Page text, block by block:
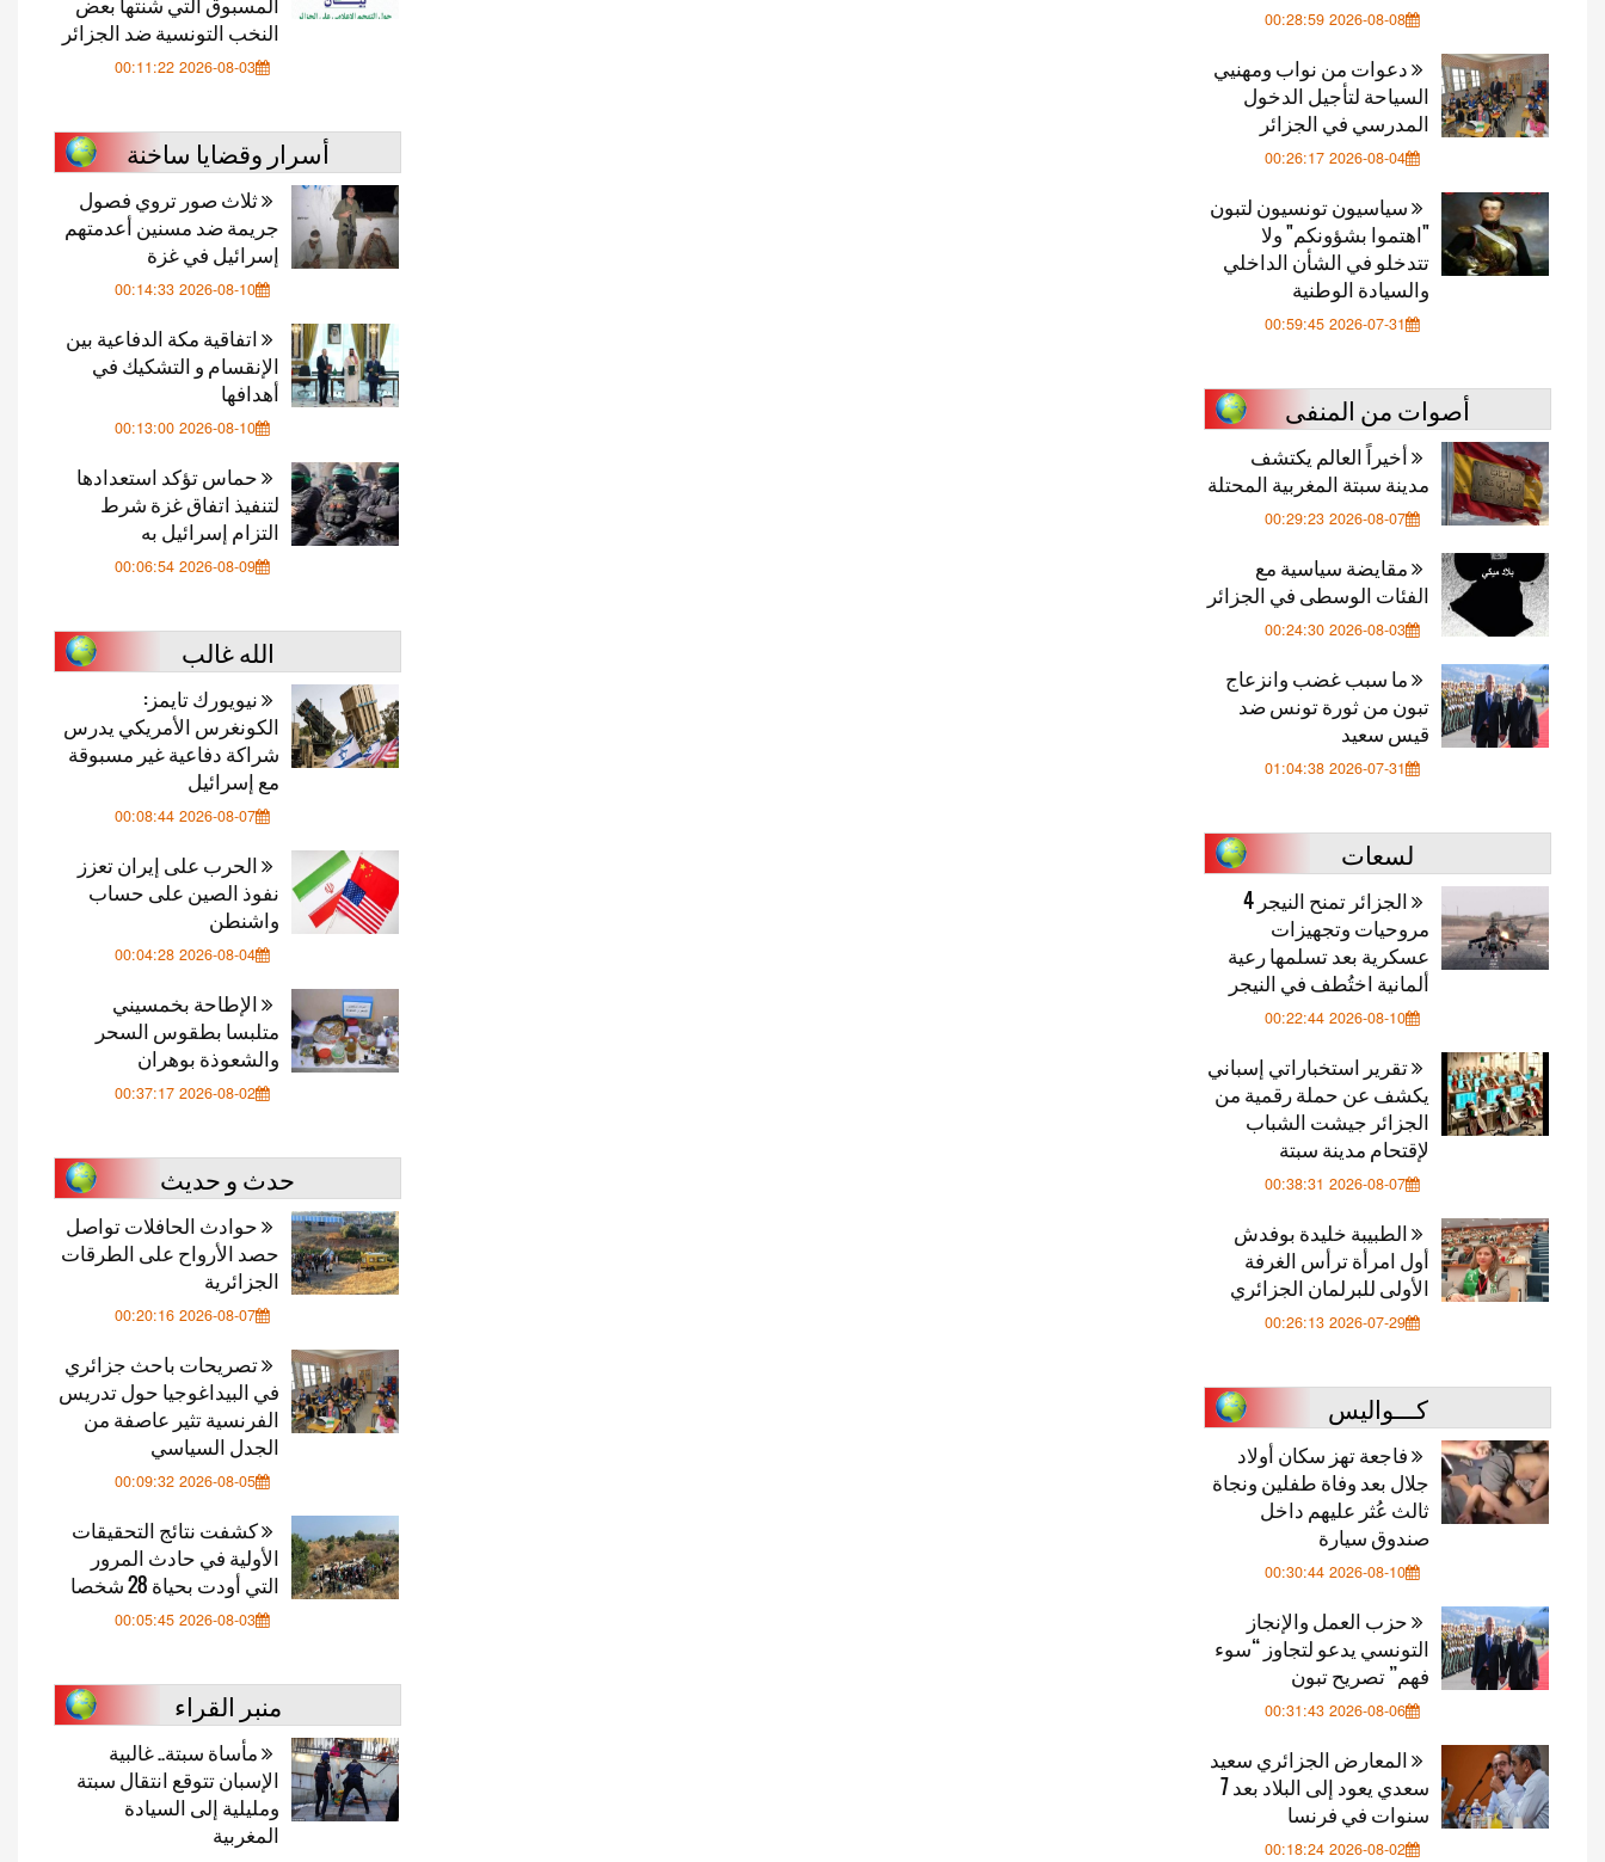
النخب التونسية ضد الجزائر
2026-08-03 00:11:22
أسرار وقضايا ساخنة
ثلاث صور تروي فصول
جريمة ضد مسنين أعدمتهم
إسرائيل في غزة
2026-08-10 00:14:33
اتفاقية مكة الدفاعية بين
الإنقسام و التشكيك في
أهدافها
2026-08-10 00:13:00
حماس تؤكد استعدادها
لتنفيذ اتفاق غزة شرط
التزام إسرائيل به
2026-08-09 00:06:54
الله غالب
نيويورك تايمز:
الكونغرس الأمريكي يدرس
شراكة دفاعية غير مسبوقة
مع إسرائيل
2026-08-07 00:08:44
الحرب على إيران تعزز
نفوذ الصين على حساب
واشنطن
2026-08-04 00:04:28
الإطاحة بخمسيني
متلبسا بطقوس السحر
والشعوذة بوهران
2026-08-02 00:37:17
حدث و حديث
حوادث الحافلات تواصل
حصد الأرواح على الطرقات
الجزائرية
2026-08-07 00:20:16
تصريحات باحث جزائري
في البيداغوجيا حول تدريس
الفرنسية تثير عاصفة من
الجدل السياسي
2026-08-05 00:09:32
كشفت نتائج التحقيقات
الأولية في حادث المرور
التي أودت بحياة 28 شخصا
2026-08-03 00:05:45
منبر القراء
مأساة سبتة.. غالبية
الإسبان تتوقع انتقال سبتة
ومليلية إلى السيادة
المغربية
2026-08-08 00:28:59
دعوات من نواب ومهنيي
السياحة لتأجيل الدخول
المدرسي في الجزائر
2026-08-04 00:26:17
سياسيون تونسيون لتبون
"اهتموا بشؤونكم" ولا
تتدخلو في الشأن الداخلي
والسيادة الوطنية
2026-07-31 00:59:45
أصوات من المنفى
أخيراً العالم يكتشف
مدينة سبتة المغربية المحتلة
2026-08-07 00:29:23
مقايضة سياسية مع
الفئات الوسطى في الجزائر
2026-08-03 00:24:30
ما سبب غضب وانزعاج
تبون من ثورة تونس ضد
قيس سعيد
2026-07-31 01:04:38
لسعات
الجزائر تمنح النيجر 4
مروحيات وتجهيزات
عسكرية بعد تسلمها رعية
ألمانية اختُطف في النيجر
2026-08-10 00:22:44
تقرير استخباراتي إسباني
يكشف عن حملة رقمية من
الجزائر جيشت الشباب
لإقتحام مدينة سبتة
2026-08-07 00:38:31
الطبيبة خليدة بوفدش
أول امرأة ترأس الغرفة
الأولى للبرلمان الجزائري
2026-07-29 00:26:13
كـــواليس
فاجعة تهز سكان أولاد
جلال بعد وفاة طفلين ونجاة
ثالث عُثر عليهم داخل
صندوق سيارة
2026-08-10 00:30:44
حزب العمل والإنجاز
التونسي يدعو لتجاوز “سوء
فهم” تصريح تبون
2026-08-06 00:31:43
المعارض الجزائري سعيد
سعدي يعود إلى البلاد بعد 7
سنوات في فرنسا
2026-08-02 00:18:24